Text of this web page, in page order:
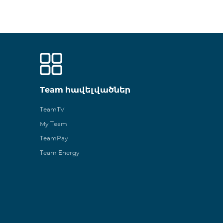
Team հավելվածներ
TeamTV
My Team
TeamPay
Team Energy